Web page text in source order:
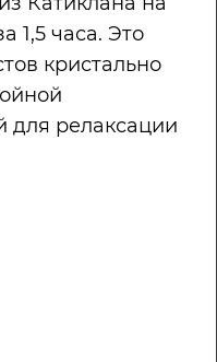
1,5 часа. Это
кристально
для релаксации